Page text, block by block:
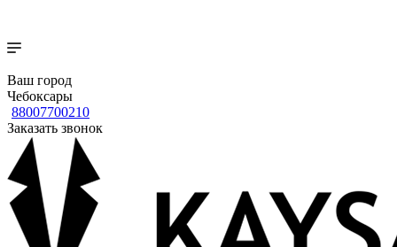
Ваш город
Чебоксары
88007700210
Заказать звонок